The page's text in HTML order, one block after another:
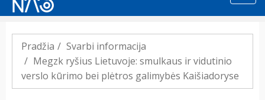
Pradžia
Svarbi informacija
Megzk ryšius Lietuvoje: smulkaus ir vidutinio
verslo kūrimo bei plėtros galimybės Kaišiadoryse